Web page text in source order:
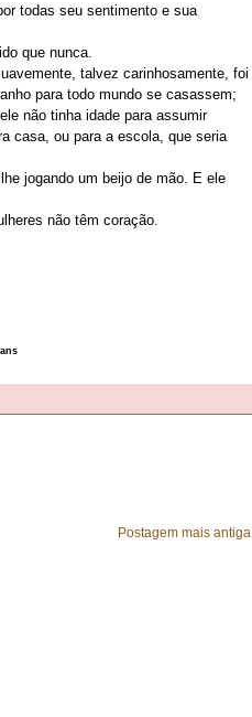
todas seu sentimento e sua
que nunca.
talvez carinhosamente, foi
para todo mundo se casassem;
não tinha idade para assumir
casa, ou para a escola, que seria
jogando um beijo de mão. E ele
não têm coração.
Postagem mais antiga